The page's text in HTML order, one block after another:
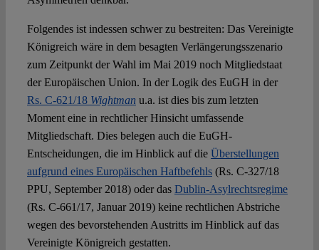
Folgendes ist indessen schwer zu bestreiten: Das Vereinigte
Königreich wäre in dem besagten Verlängerungsszenario
zum Zeitpunkt der Wahl im Mai 2019 noch Mitgliedstaat
der Europäischen Union. In der Logik des EuGH in der
Rs. C‐621/18 Wightman u.a. ist dies bis zum letzten
Moment eine in rechtlicher Hinsicht umfassende
Mitgliedschaft. Dies belegen auch die EuGH-
Entscheidungen, die im Hinblick auf die Überstellungen
aufgrund eines Europäischen Haftbefehls(Rs. C‑327/18
PPU, September 2018) oder das Dublin-Asylrechtsregime
(Rs. C‑661/17, Januar 2019) keine rechtlichen Abstriche
wegen des bevorstehenden Austritts im Hinblick auf das
Vereinigte Königreich gestatten.